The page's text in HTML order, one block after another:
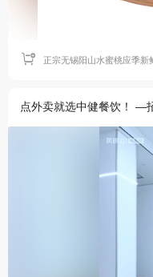
点外卖就选中健餐饮！ —